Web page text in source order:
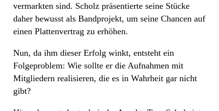
vermarkten sind. Scholz präsentierte seine Stücke
daher bewusst als Bandprojekt, um seine Chancen auf
einen Plattenvertrag zu erhöhen.
Nun, da ihm dieser Erfolg winkt, entsteht ein
Folgeproblem: Wie sollte er die Aufnahmen mit
Mitgliedern realisieren, die es in Wahrheit gar nicht
gibt?